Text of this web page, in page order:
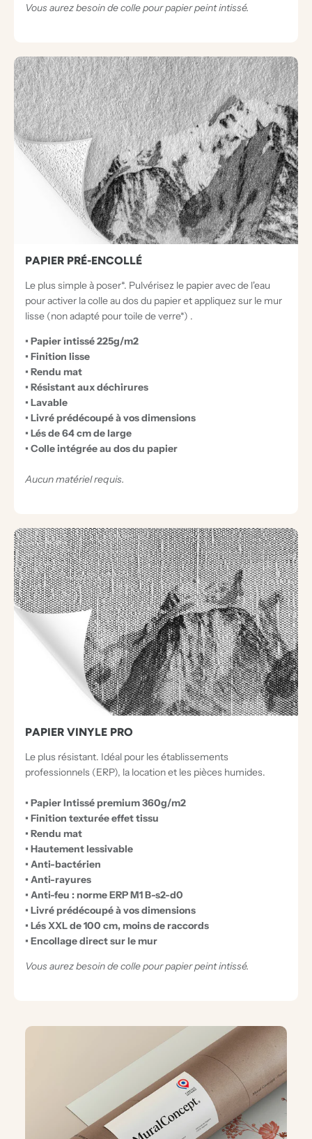
Vous aurez besoin de colle pour papier peint intissé.
PAPIER PRÉ-ENCOLLÉ
Le plus simple à poser*. Pulvérisez le papier avec de l'eau
pour activer la colle au dos du papier et appliquez sur le mur
lisse (non adapté pour toile de verre*) .
• Papier intissé 225g/m2
• Finition lisse
• Rendu mat
• Résistant aux déchirures
• Lavable
• Livré prédécoupé à vos dimensions
• Lés de 64 cm de large
• Colle intégrée au dos du papier
Aucun matériel requis.
PAPIER VINYLE PRO
Le plus résistant. Idéal pour les établissements
professionnels (ERP), la location et les pièces humides.
• Papier Intissé premium 360g/m2
• Finition texturée effet tissu
• Rendu mat
• Hautement lessivable
• Anti-bactérien
• Anti-rayures
• Anti-feu : norme ERP M1 B-s2-d0
• Livré prédécoupé à vos dimensions
• Lés XXL de 100 cm, moins de raccords
• Encollage direct sur le mur
Vous aurez besoin de colle pour papier peint intissé.